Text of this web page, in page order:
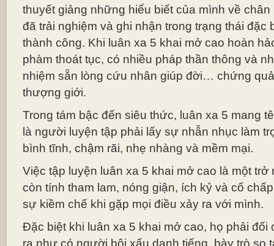
thuyết giảng những hiểu biết của mình về
đã trải nghiệm và ghi nhận trong trạng thái đặc
thành công. Khi luân xa 5 khai mở cao hoàn
phàm thoát tục, có nhiều pháp thần thông và
nhiệm sẵn lòng cứu nhân giúp đời… chứng
thượng giới.
Trong tám bậc đến siêu thức, luân xa 5 mang
là người luyện tập phải lấy sự nhẫn nhục làm
bình tĩnh, chậm rãi, nhẹ nhàng và mềm mại.
Việc tập luyện luân xa 5 khai mở cao là một
còn tính tham lam, nóng giận, ích kỷ và cố
sự kiềm chế khi gặp mọi điều xảy ra với mình.
Đặc biệt khi luân xa 5 khai mở cao, họ phải đối
ra như có người bôi xấu danh tiếng, bày trò so